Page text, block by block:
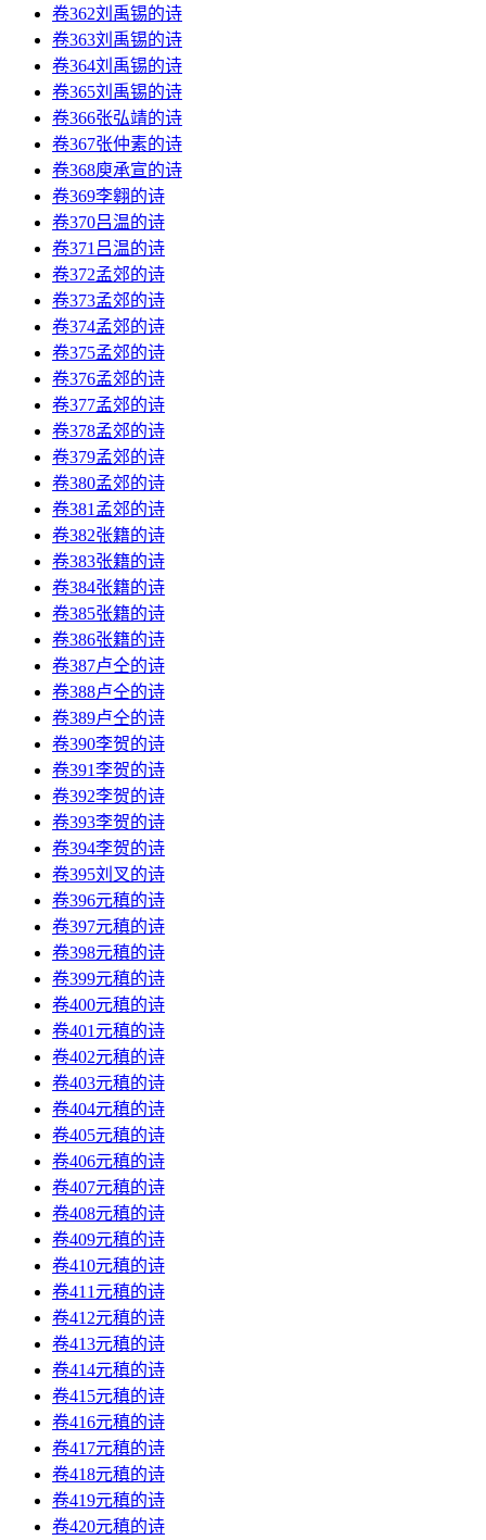
卷362刘禹锡的诗
卷363刘禹锡的诗
卷364刘禹锡的诗
卷365刘禹锡的诗
卷366张弘靖的诗
卷367张仲素的诗
卷368庾承宣的诗
卷369李翱的诗
卷370吕温的诗
卷371吕温的诗
卷372孟郊的诗
卷373孟郊的诗
卷374孟郊的诗
卷375孟郊的诗
卷376孟郊的诗
卷377孟郊的诗
卷378孟郊的诗
卷379孟郊的诗
卷380孟郊的诗
卷381孟郊的诗
卷382张籍的诗
卷383张籍的诗
卷384张籍的诗
卷385张籍的诗
卷386张籍的诗
卷387卢仝的诗
卷388卢仝的诗
卷389卢仝的诗
卷390李贺的诗
卷391李贺的诗
卷392李贺的诗
卷393李贺的诗
卷394李贺的诗
卷395刘叉的诗
卷396元稹的诗
卷397元稹的诗
卷398元稹的诗
卷399元稹的诗
卷400元稹的诗
卷401元稹的诗
卷402元稹的诗
卷403元稹的诗
卷404元稹的诗
卷405元稹的诗
卷406元稹的诗
卷407元稹的诗
卷408元稹的诗
卷409元稹的诗
卷410元稹的诗
卷411元稹的诗
卷412元稹的诗
卷413元稹的诗
卷414元稹的诗
卷415元稹的诗
卷416元稹的诗
卷417元稹的诗
卷418元稹的诗
卷419元稹的诗
卷420元稹的诗